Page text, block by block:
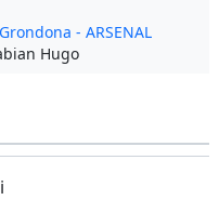
- ARSENAL
Hugo